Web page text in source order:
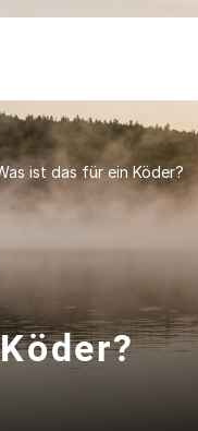
ist das für ein Köder?